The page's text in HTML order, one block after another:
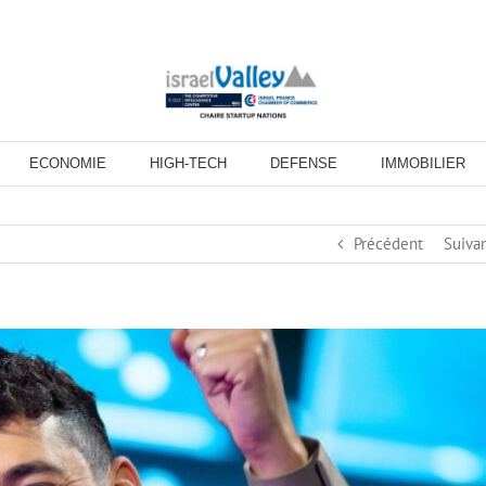
ECONOMIE HIGH-TECH DEFENSE IMMOBILIER
Précédent